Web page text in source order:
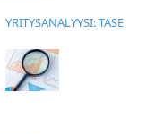
YRITYSANALYYSI: TASE